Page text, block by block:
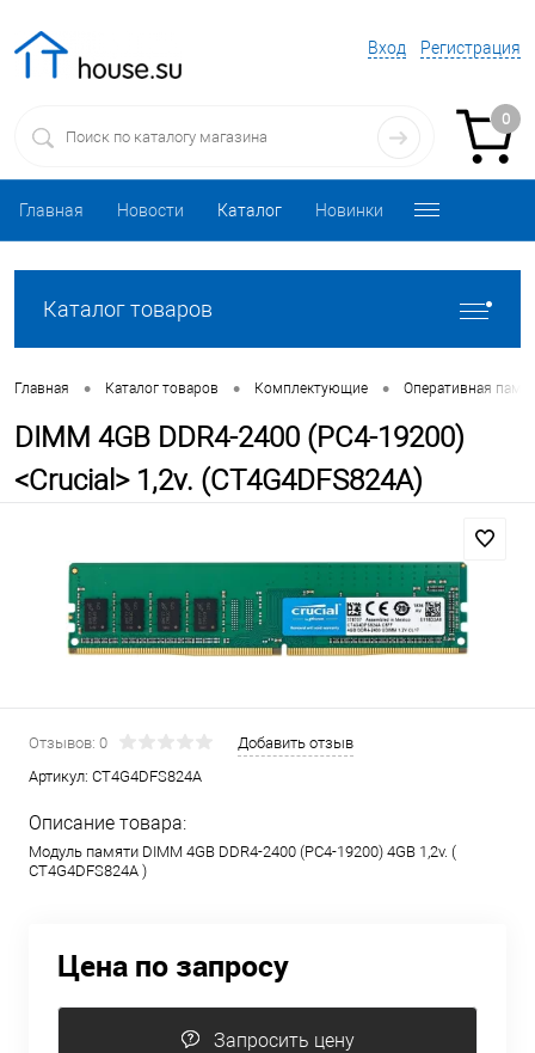
Вход Регистрация
0
Главная Новости Каталог Новинки
Каталог товаров
Главная • Каталог товаров • Комплектующие • Оперативная
DIMM 4GB DDR4-2400 (PC4-19200)
<Crucial> 1,2v. (CT4G4DFS824A)
Отзывов: 0
Добавить отзыв
Артикул: CT4G4DFS824A
Описание товара:
Модуль памяти DIMM 4GB DDR4-2400 (PC4-19200) 4GB 1,2v. (
CT4G4DFS824A )
Цена по запросу
Запросить цену